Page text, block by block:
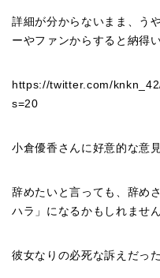
詳細が分からないまま、う
ーやファンからすると納得
https://twitter.com/
s=20
小倉優香さんに好意的な意
辞めたいと言っても、辞め
ハラ」になるかもしれません
彼女なりの必死な訴えだっ